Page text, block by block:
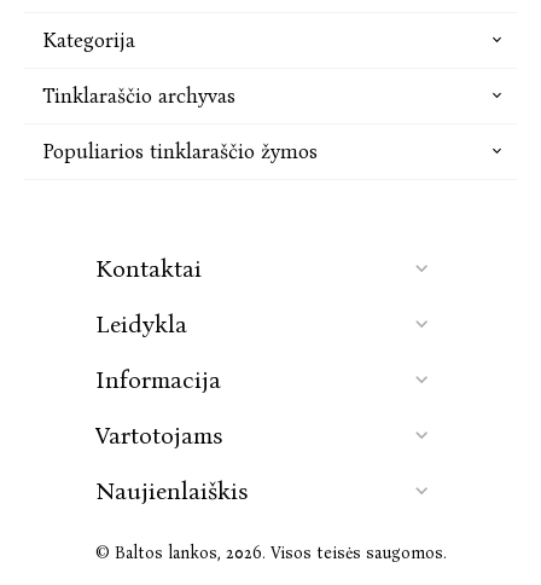
Kategorija
Tinklaraščio archyvas
Populiarios tinklaraščio žymos
Kontaktai
Leidykla
Informacija
Vartotojams
Naujienlaiškis
© Baltos lankos, 2026. Visos teisės saugomos.